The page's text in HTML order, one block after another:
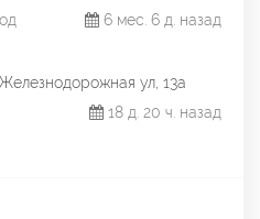
6 мес. 6 д. назад
ул, 13а
18 д. 20 ч. назад